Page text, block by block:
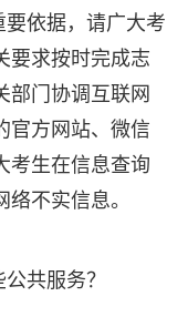
依据，请广大考
要求按时完成志
部门协调互联网
官方网站、微信
考生在信息查询
不实信息。
共服务？